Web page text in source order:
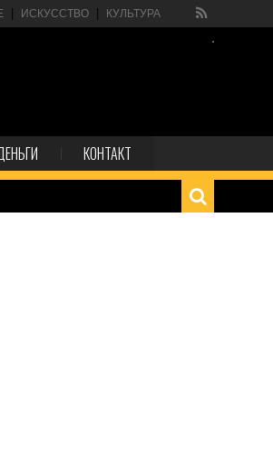
ИСКУССТВО КУЛЬТУРА
КОНТАКТ